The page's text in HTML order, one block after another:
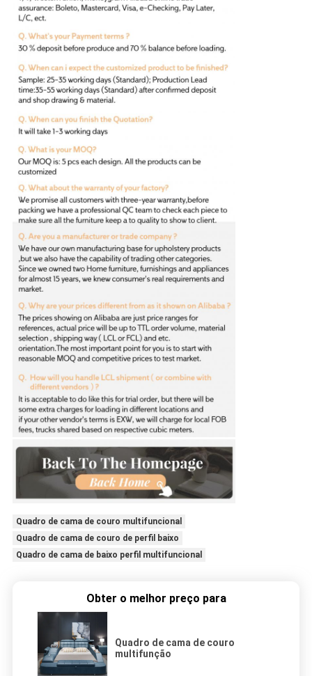
Quadro de cama de couro multifuncional
Quadro de cama de couro de perfil baixo
Quadro de cama de baixo perfil multifuncional
Obter o melhor preço para
Quadro de cama de couro
multifunção